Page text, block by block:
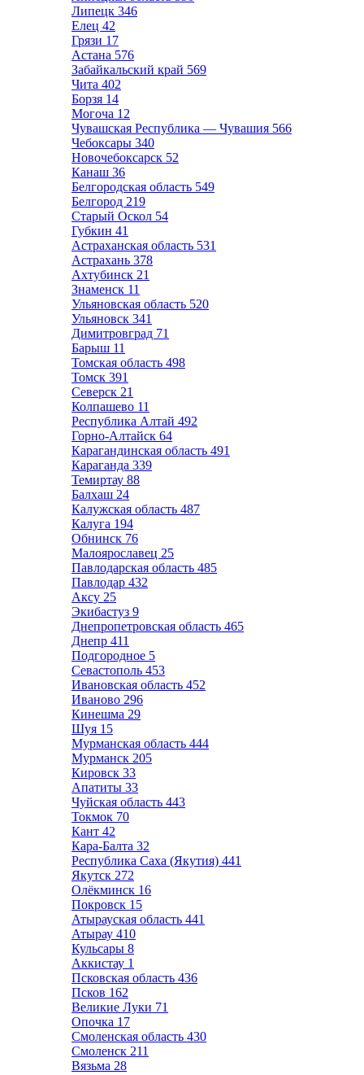
Липецк 346
Елец 42
Грязи 17
Астана 576
Забайкальский край 569
Чита 402
Борзя 14
Могоча 12
Чувашская Республика — Чувашия 566
Чебоксары 340
Новочебоксарск 52
Канаш 36
Белгородская область 549
Белгород 219
Старый Оскол 54
Губкин 41
Астраханская область 531
Астрахань 378
Ахтубинск 21
Знаменск 11
Ульяновская область 520
Ульяновск 341
Димитровград 71
Барыш 11
Томская область 498
Томск 391
Северск 21
Колпашево 11
Республика Алтай 492
Горно-Алтайск 64
Карагандинская область 491
Караганда 339
Темиртау 88
Балхаш 24
Калужская область 487
Калуга 194
Обнинск 76
Малоярославец 25
Павлодарская область 485
Павлодар 432
Аксу 25
Экибастуз 9
Днепропетровская область 465
Днепр 411
Подгородное 5
Севастополь 453
Ивановская область 452
Иваново 296
Кинешма 29
Шуя 15
Мурманская область 444
Мурманск 205
Кировск 33
Апатиты 33
Чуйская область 443
Токмок 70
Кант 42
Кара-Балта 32
Республика Саха (Якутия) 441
Якутск 272
Олёкминск 16
Покровск 15
Атырауская область 441
Атырау 410
Кульсары 8
Аккистау 1
Псковская область 436
Псков 162
Великие Луки 71
Опочка 17
Смоленская область 430
Смоленск 211
Вязьма 28